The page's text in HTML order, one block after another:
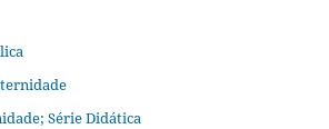
Série Didática